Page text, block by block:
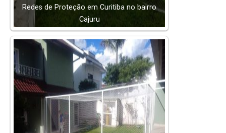
Redes de Proteção em Curitiba no bairro
Cajuru